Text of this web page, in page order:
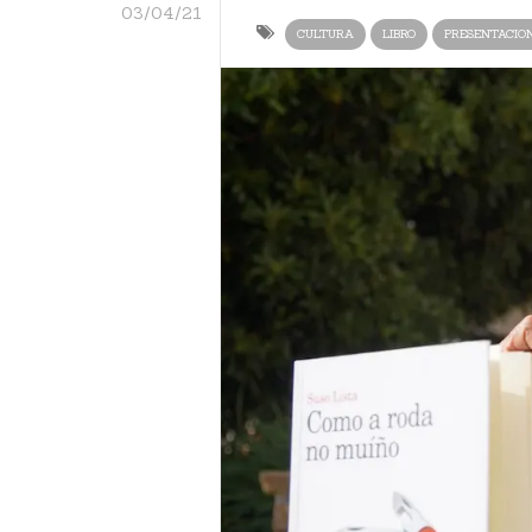
03/04/21
CULTURA LIBRO